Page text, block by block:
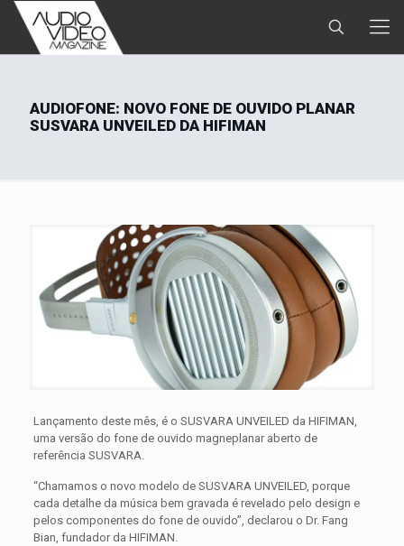
AUDIOFONE: NOVO FONE DE OUVIDO PLANAR
SUSVARA UNVEILED DA HIFIMAN
Lançamento deste mês, é o SUSVARA UNVEILED da HIFIMAN,
uma versão do fone de ouvido magneplanar aberto de
referência SUSVARA.
“Chamamos o novo modelo de SUSVARA UNVEILED, porque
cada detalhe da música bem gravada é revelado pelo design e
pelos componentes do fone de ouvido”, declarou o Dr. Fang
Bian, fundador da HIFIMAN.